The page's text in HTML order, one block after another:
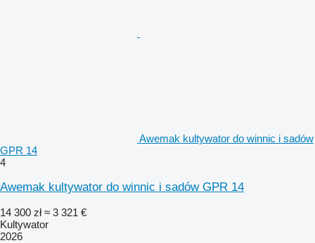
Awemak kultywator do winnic i sadów
GPR 14
4
Awemak kultywator do winnic i sadów GPR 14
14 300 zł ≈ 3 321 €
Kultywator
2026